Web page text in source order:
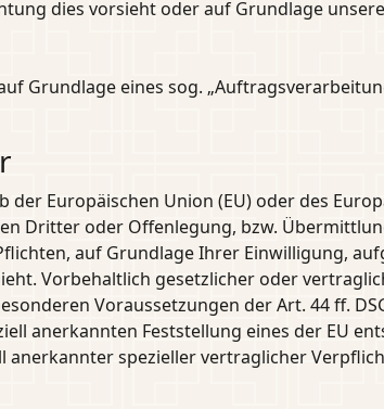
dies vorsieht oder auf Grundlage
Grundlage eines sog.
Europäischen Union (EU) oder des
Dritter oder Offenlegung, bzw.
auf Grundlage Ihrer Einwilligung,
Vorbehaltlich gesetzlicher oder
Voraussetzungen der Art. 44 ff.
anerkannten Feststellung eines der EU
anerkannter spezieller vertraglicher